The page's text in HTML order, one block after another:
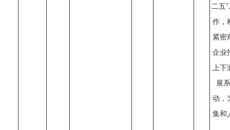
二五
作，
紧密
企业
上下
展
动，
集和